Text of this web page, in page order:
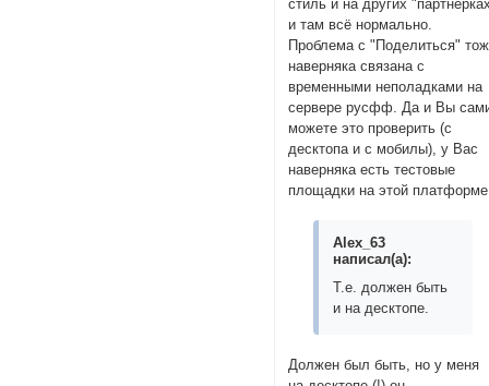
стиль и на других
и там всё нормально.
Проблема с "Поделиться"
наверняка связана с
временными неполадками на
сервере русфф. Да и Вы
можете это проверить (с
десктопа и с мобилы), у Вас
наверняка есть тестовые
площадки на этой
Alex_63
написал(а):
Т.е. должен быть
и на десктопе.
Должен был быть, но у меня